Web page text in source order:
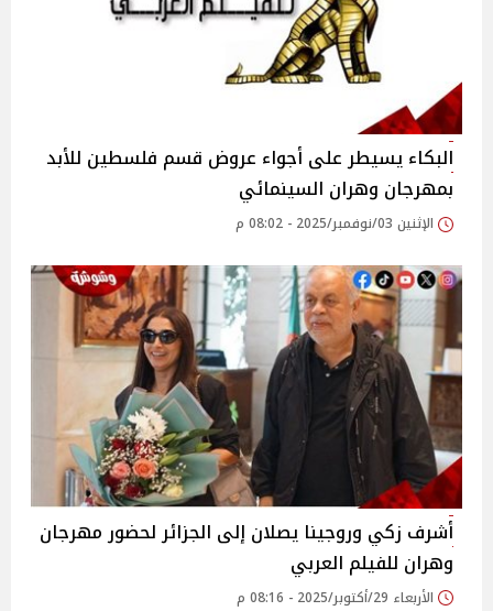
البكاء يسيطر على أجواء عروض قسم فلسطين للأبد
بمهرجان وهران السينمائي
الإثنين 03/نوفمبر/2025 - 08:02 م
أشرف زكي وروجينا يصلان إلى الجزائر لحضور مهرجان
وهران للفيلم العربي
الأربعاء 29/أكتوبر/2025 - 08:16 م